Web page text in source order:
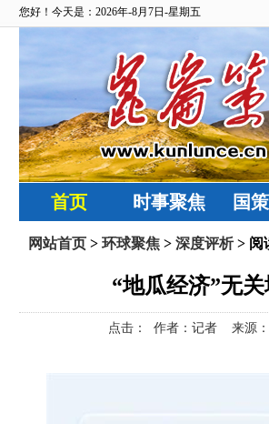
您好！今天是：2026年-8月7日-星期五
首页 时事聚焦 国
网站首页 > 环球聚焦 > 深度评析> 阅
“地瓜经济”无
点击： 作者：记者 来源：